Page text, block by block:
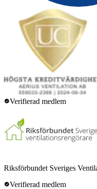
Verifierad medlem
Riksförbundet Sveriges
Verifierad medlem